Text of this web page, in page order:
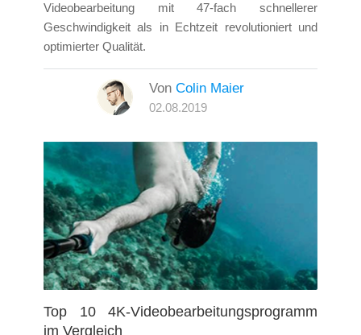
Videobearbeitung mit 47-fach schnellerer
Geschwindigkeit als in Echtzeit revolutioniert und
optimierter Qualität.
Von Colin Maier
02.08.2019
Top 10 4K-Videobearbeitungsprogramm
im Vergleich